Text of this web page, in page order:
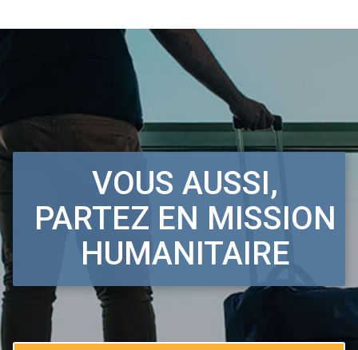
VOUS AUSSI,
PARTEZ EN MISSION
HUMANITAIRE